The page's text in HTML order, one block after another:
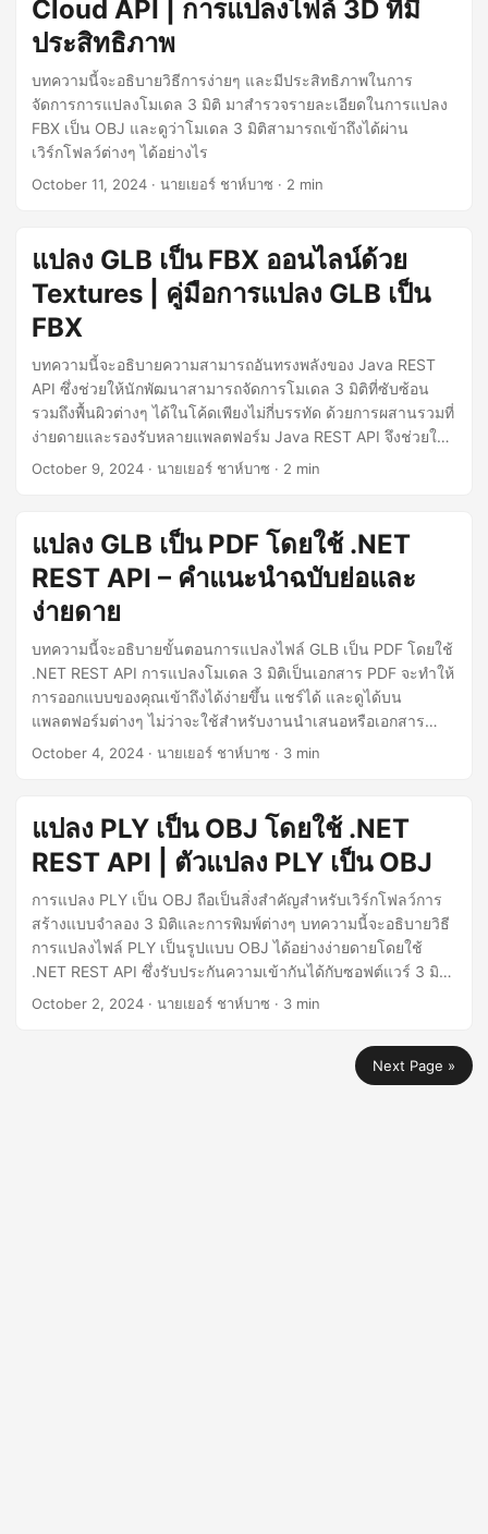
Cloud API | การแปลงไฟล์ 3D ที่มี
ประสิทธิภาพ
บทความนี้จะอธิบายวิธีการง่ายๆ และมีประสิทธิภาพในการ
จัดการการแปลงโมเดล 3 มิติ มาสำรวจรายละเอียดในการแปลง
FBX เป็น OBJ และดูว่าโมเดล 3 มิติสามารถเข้าถึงได้ผ่าน
เวิร์กโฟลว์ต่างๆ ได้อย่างไร
October 11, 2024 · นายเยอร์ ชาห์บาซ · 2 min
แปลง GLB เป็น FBX ออนไลน์ด้วย
Textures | คู่มือการแปลง GLB เป็น
FBX
บทความนี้จะอธิบายความสามารถอันทรงพลังของ Java REST
API ซึ่งช่วยให้นักพัฒนาสามารถจัดการโมเดล 3 มิติที่ซับซ้อน
รวมถึงพื้นผิวต่างๆ ได้ในโค้ดเพียงไม่กี่บรรทัด ด้วยการผสานรวมที่
ง่ายดายและรองรับหลายแพลตฟอร์ม Java REST API จึงช่วยให้
สามารถประมวลผล จัดการ และแปลงไฟล์ 3 มิติได้อย่างมี
October 9, 2024 · นายเยอร์ ชาห์บาซ · 2 min
แปลง GLB เป็น PDF โดยใช้ .NET
REST API – คำแนะนำฉบับย่อและ
ง่ายดาย
บทความนี้จะอธิบายขั้นตอนการแปลงไฟล์ GLB เป็น PDF โดยใช้
.NET REST API การแปลงโมเดล 3 มิติเป็นเอกสาร PDF จะทำให้
การออกแบบของคุณเข้าถึงได้ง่ายขึ้น แชร์ได้ และดูได้บน
แพลตฟอร์มต่างๆ ไม่ว่าจะใช้สำหรับงานนำเสนอหรือเอกสาร
ประกอบ การแปลงนี้ถือเป็นเครื่องมือสำคัญในการทำให้การ
October 4, 2024 · นายเยอร์ ชาห์บาซ · 3 min
แปลง PLY เป็น OBJ โดยใช้ .NET
REST API | ตัวแปลง PLY เป็น OBJ
การแปลง PLY เป็น OBJ ถือเป็นสิ่งสำคัญสำหรับเวิร์กโฟลว์การ
สร้างแบบจำลอง 3 มิติและการพิมพ์ต่างๆ บทความนี้จะอธิบายวิธี
การแปลงไฟล์ PLY เป็นรูปแบบ OBJ ได้อย่างง่ายดายโดยใช้
.NET REST API ซึ่งรับประกันความเข้ากันได้กับซอฟต์แวร์ 3 มิติ
ที่หลากหลาย
October 2, 2024 · นายเยอร์ ชาห์บาซ · 3 min
Next Page »